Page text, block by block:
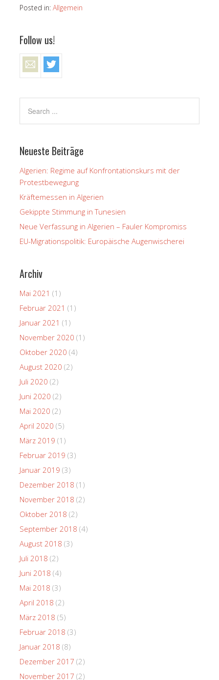
Posted in: Allgemein
Follow us!
Neueste Beiträge
Algerien: Regime auf Konfrontationskurs mit der
Protestbewegung
Kräftemessen in Algerien
Gekippte Stimmung in Tunesien
Neue Verfassung in Algerien – Fauler Kompromiss
EU-Migrationspolitik: Europäische Augenwischerei
Archiv
Mai 2021 (1)
Februar 2021 (1)
Januar 2021 (1)
November 2020 (1)
Oktober 2020 (4)
August 2020 (2)
Juli 2020 (2)
Juni 2020 (2)
Mai 2020 (2)
April 2020 (5)
März 2019 (1)
Februar 2019 (3)
Januar 2019 (3)
Dezember 2018 (1)
November 2018 (2)
Oktober 2018 (2)
September 2018 (4)
August 2018 (3)
Juli 2018 (2)
Juni 2018 (4)
Mai 2018 (3)
April 2018 (2)
März 2018 (5)
Februar 2018 (3)
Januar 2018 (8)
Dezember 2017 (2)
November 2017 (2)